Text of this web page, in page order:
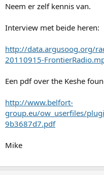
Neem er zelf kennis van.
Interview met beide heren:
http://data.argusoog.org/
20110915-
Een pdf over the Keshe
http://www.belfort-
group.eu/ow_userfiles/
9b3687d7.pdf
Mike